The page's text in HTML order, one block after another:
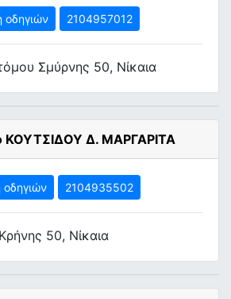
οδηγιών 2104957012
Σμύρνης 50, Νίκαια
ΚΟΥΤΣΙΔΟΥ Δ. ΜΑΡΓΑΡΙΤΑ
2104935502
Κρήνης 50, Νίκαια